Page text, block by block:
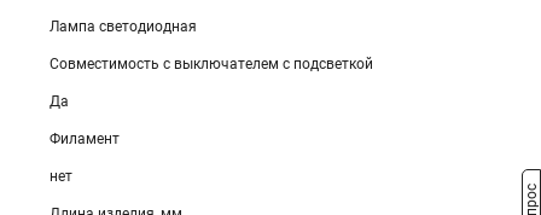
Лампа светодиодная
Совместимость с выключателем с подсветкой
Да
Филамент
нет